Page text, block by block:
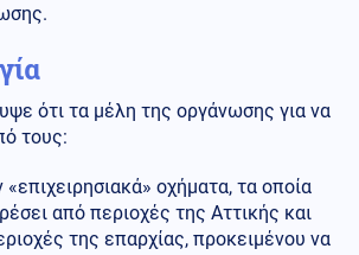
ότι τα μέλη της οργάνωσης για να
τους:
οχήματα, τα οποία
από περιοχές της Αττικής και
της επαρχίας, προκειμένου να